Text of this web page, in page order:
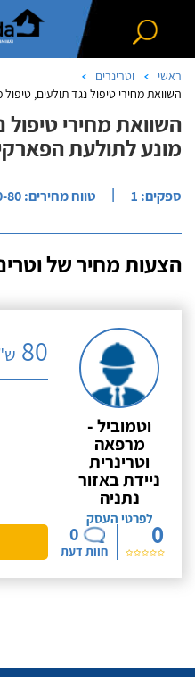
ראשי
וטרינרים
השוואת מחירי טיפול נגד תולעים,
השוואת מחירי טיפול
מונע לתולעת
ספקים: 1 | טווח מחירים: ₪70-80
הצעות מחיר של
וטמוביל -
מרפאה
וטרינרית
ניידת באזור
נתניה
לפרטי העסק0
0
חוות דעת
80